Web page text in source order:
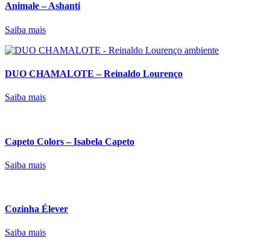
Animale – Ashanti
Saiba mais
DUO CHAMALOTE – Reinaldo Lourenço
Saiba mais
Capeto Colors – Isabela Capeto
Saiba mais
Cozinha Élever
Saiba mais